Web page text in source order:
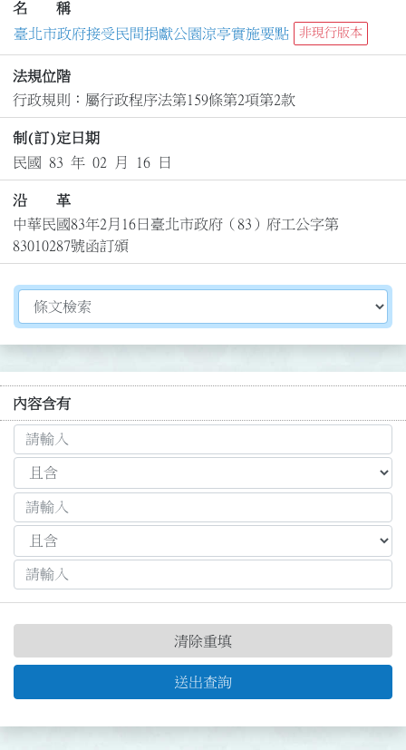
名 稱
臺北市政府接受民間捐獻公園涼亭實施要點
非現行版本
法規位階
行政規則：屬行政程序法第159條第2項第2款
制(訂)定日期
民國 83 年 02 月 16 日
沿 革
中華民國83年2月16日臺北市政府（83）府工公字第
83010287號函訂頒
切換選擇法規資訊內容
內容含有
送出查詢
清除重填